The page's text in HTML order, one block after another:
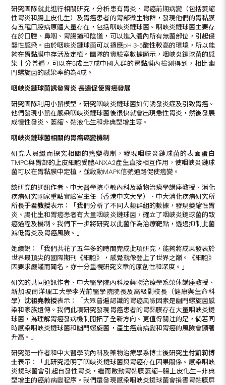
研究團隊就此進行相關研究，分析患有胃炎、胃癌前期病變（包括萎縮
性胃炎和腸上皮化生）及胃癌患者的胃部微生物群，發現他們的胃黏膜
有五種口腔病原體大量存在，包括咽峽炎鏈球菌。咽峽炎鏈球菌主要存
在於口腔、鼻咽、胃腸道和陰道，可以進入體內所有無菌部位，引起侵
襲性感染。由於咽峽炎鏈球菌可以適應pH 3-5酸性較高的環境，所以能
夠在胃黏膜中存活及定植。團隊的實驗室數據顯示，咽峽炎鏈球菌的感
染十分普遍，可以在5成至7成中國人群的胃黏膜內檢測得到，相比幽
門螺旋菌的感染率約為4成。
咽峽炎鏈球菌誘發胃炎 長遠促使胃癌發展
研究團隊利用小鼠模型，研究咽峽炎鏈球菌如何誘發炎症及引致胃癌。
他們發現小鼠在感染咽峽炎鏈球菌後很快就會出現急性胃炎，然後發展
成慢性發炎、萎縮、黏液化生和非典型增生等。
咽峽炎鏈球菌相關的胃癌癌變機制
研究人員繼而探究相關的癌變機制，發現咽峽炎鏈球菌的表面蛋白
TMPC與胃部的上皮細胞受體ANXA2產生直接相互作用，使咽峽炎鏈球
菌可以在胃黏膜中定植，並啟動MAPK信號通路促使癌變。
該研究的通訊作者、中大醫學院卓敏內科及藥物治療學講座教授、消化
疾病研究國家重點實驗室主任（香港中文大學）、中大消化疾病研究所
所長于君教授表示：「我們分析了不同人類群組的數據，發現萎縮性胃
炎、腸化生和胃癌患者有大量咽峽炎鏈球菌，確立了咽峽炎鏈球菌的致
癌過程及機制。我們下一步將研究以此菌作為治療靶點，透過抑制此菌
減低胃炎及胃癌風險。」
她續說：「我們共花了五年多的時間完成此項研究，能夠將成果發表於
世界最頂尖的國際期刊《細胞》，感覺就像登上了世界之巔。《細胞》
因要求嚴謹而聞名，亦十分重視研究文章的原創性和深度。」
研究的共同通訊作者、中大醫學院內科及藥物治療學系榮休講座教授、
新加坡南洋理工大學李光前醫學院院長及高級副校長（健康與生命科
學）沈祖堯教授表示：「大眾普遍認識的胃癌風險因素是幽門螺旋菌感
染和家族遺傳。我們此項研究發現胃癌患者的胃黏膜存在大量咽峽炎鏈
球菌，為理解胃癌發病機制開拓了全新方向。更值得關注的是，倘若同
時感染咽峽炎鏈球菌和幽門螺旋菌，產生癌前病變和胃癌的風險會顯著
升高。」
研究第一作者和中大醫學院內科及藥物治療學系博士後研究生付凱莉博
士表示：「此研究證明了咽峽炎鏈球菌與胃癌存在因果關係。感染咽峽
炎鏈球菌會引起自發性胃炎，繼而啟動胃黏膜萎縮—腸上皮化生—非典
型增生的癌前病變程序。我們還發現感染咽峽炎鏈球菌會損害胃黏膜屏